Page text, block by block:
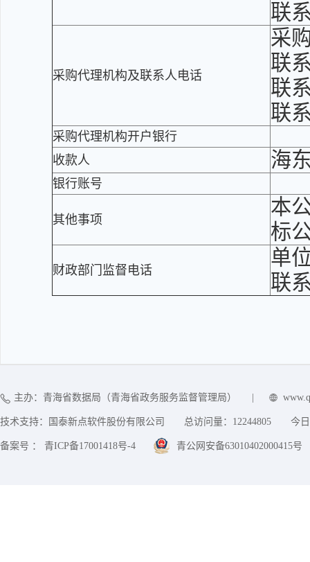
联
采购代理机构及联系人电话
采
联
联
联
采购代理机构开户银行
收款人
海
银行账号
其他事项
本
标
财政部门监督电话
单
联
主办：青海省数据局（青海省政务服务监督管理局）
技术支持：国泰新点软件股份有限公司 总访问量： 12244805 今
备案号 ： 青ICP备17001418号-4 青公网安备63010402000415号